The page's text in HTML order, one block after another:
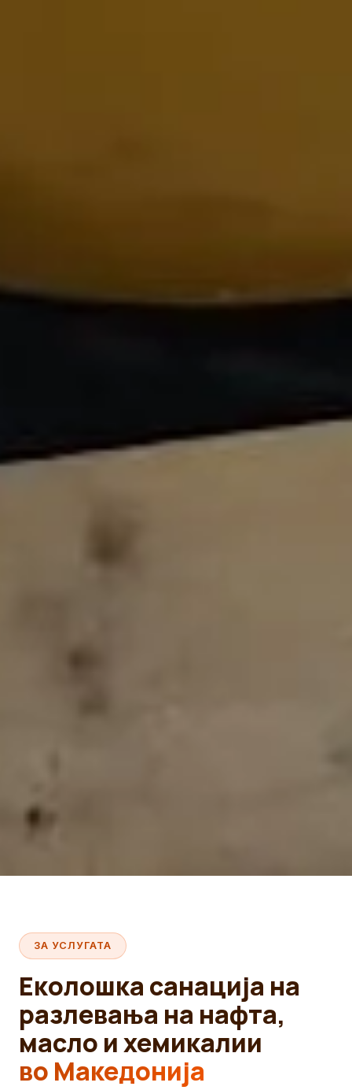
ЗА УСЛУГАТА
Еколошка санација на
разлевања на нафта,
масло и хемикалии
во Македонија